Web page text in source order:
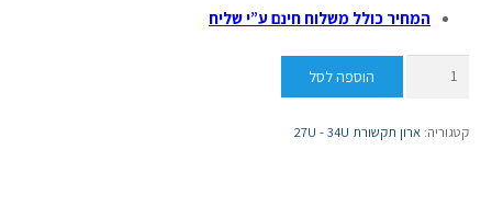
המחיר כולל משלוח חינם ע”י שליח
כמות
תקשורת
הוספה לסל
קטגוריה: ארון תקשורת 27U - 34U